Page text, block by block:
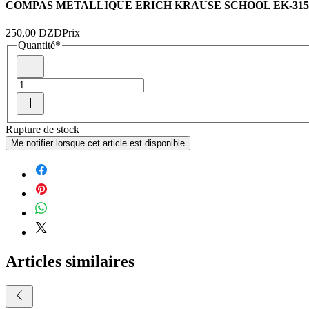
COMPAS METALLIQUE ERICH KRAUSE SCHOOL EK-
250,00 DZDPrix
Quantité*
Rupture de stock
Me notifier lorsque cet article est disponible
Articles similaires